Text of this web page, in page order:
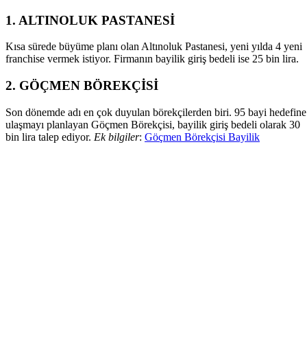
1. ALTINOLUK PASTANESİ
Kısa sürede büyüme planı olan Altınoluk Pastanesi, yeni yılda 4 yeni
franchise vermek istiyor. Firmanın bayilik giriş bedeli ise 25 bin lira.
2. GÖÇMEN BÖREKÇİSİ
Son dönemde adı en çok duyulan börekçilerden biri. 95 bayi hedefine
ulaşmayı planlayan Göçmen Börekçisi, bayilik giriş bedeli olarak 30
bin lira talep ediyor. Ek bilgiler: Göçmen Börekçisi Bayilik